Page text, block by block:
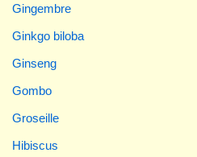
Gingembre
Ginkgo biloba
Ginseng
Gombo
Groseille
Hibiscus